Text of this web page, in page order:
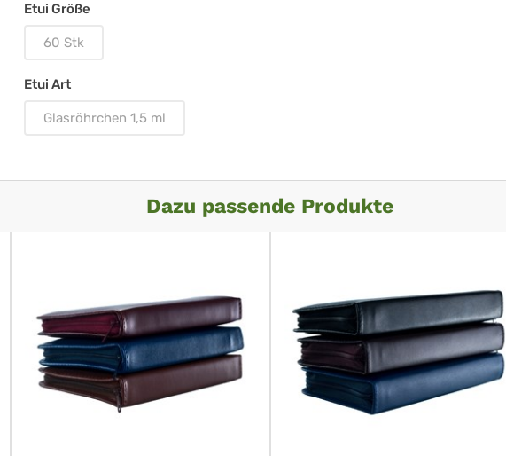
Etui Größe
60 Stk
Etui Art
Glasröhrchen 1,5 ml
Dazu passende Produkte